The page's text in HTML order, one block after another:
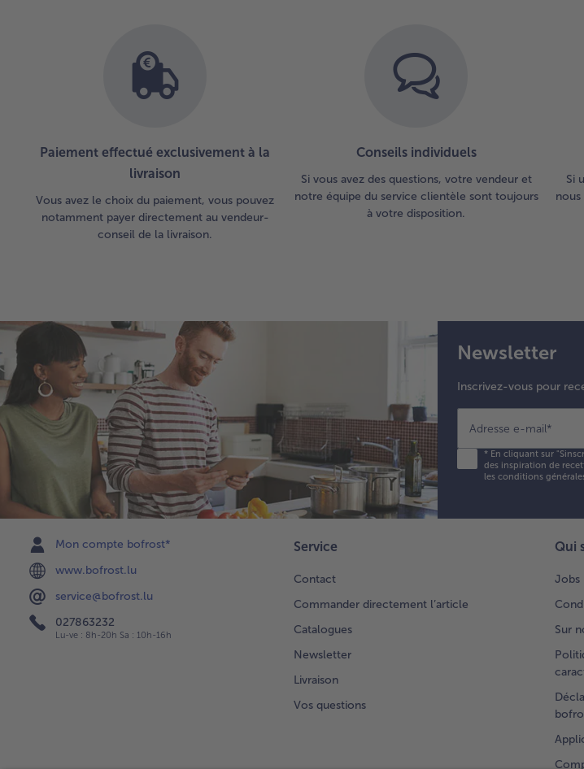
Paiement effectué exclusivement à la
livraison
Vous avez le choix du paiement, vous pouvez
notamment payer directement au vendeur-
conseil de la livraison.
Conseils individuels
Si vous avez des questions, votre vendeur et
notre équipe du service clientèle sont toujours
à votre disposition.
Si
Newsletter
Inscrivez-vous pour
Adresse e-mail*
*En cliquant sur
des inspiration de
les conditions
Mon compte bofrost*
www.bofrost.lu
service@bofrost.lu
027863232
Lu-ve : 8h-20h Sa : 10h-16h
Service
Contact
Commander directement l’article
Catalogues
Newsletter
Livraison
Vos questions
Qui
Jobs
Sur